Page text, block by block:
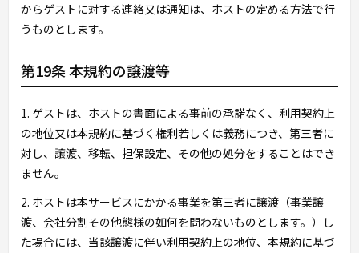
からゲストに対する連絡又は通知は、ホストの定める方法で行
うものとします。
第19条 本規約の譲渡等
1. ゲストは、ホストの書面による事前の承諾なく、利用契約上
の地位又は本規約に基づく権利若しくは義務につき、第三者に
対し、譲渡、移転、担保設定、その他の処分をすることはでき
ません。
2. ホストは本サービスにかかる事業を第三者に譲渡（事業譲
渡、会社分割その他態様の如何を問わないものとします。）し
た場合には、当該譲渡に伴い利用契約上の地位、本規約に基づ